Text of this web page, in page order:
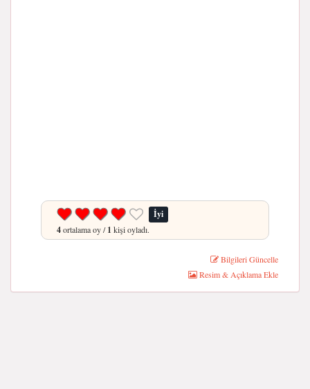
İyi
4ortalama oy /1 kişi oyladı.
Bilgileri Güncelle
Resim & Açıklama Ekle